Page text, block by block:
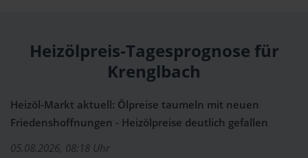
Heizölpreis-Tagesprognose für
Krenglbach
Heizöl-Markt aktuell: Ölpreise taumeln mit neuen
Friedenshoffnungen - Heizölpreise deutlich gefallen
05.08.2026, 08:18 Uhr